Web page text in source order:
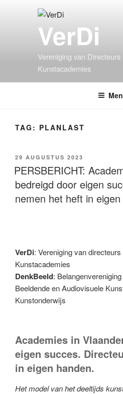
VerDi
Vereniging van
Kunstacademies
TAG: PLANLAST
29 AUGUSTUS 2023
PERSBERICHT:
bedreigd door eigen
nemen het heft in
VerDi: Vereniging van
Kunstacademies
DenkBeeld:
Beeldende en Audiovisuele
Kunstonderwijs
Academies in
eigen succes.
in eigen handen.
Het model van het deeltijds